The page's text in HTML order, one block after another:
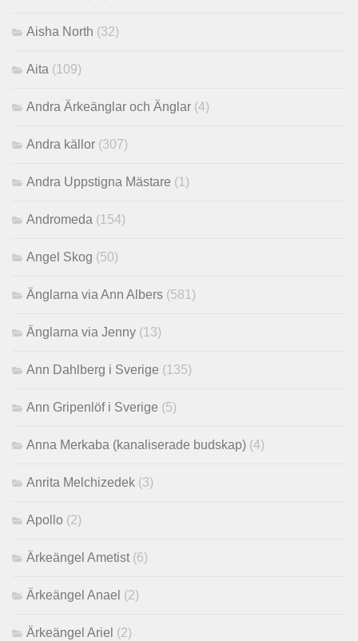
Aisha North (32)
Aita (109)
Andra Ärkeänglar och Änglar (4)
Andra källor (307)
Andra Uppstigna Mästare (1)
Andromeda (154)
Angel Skog (50)
Änglarna via Ann Albers (581)
Änglarna via Jenny (13)
Ann Dahlberg i Sverige (135)
Ann Gripenlöf i Sverige (5)
Anna Merkaba (kanaliserade budskap) (4)
Anrita Melchizedek (3)
Apollo (2)
Ärkeängel Ametist (6)
Ärkeängel Anael (2)
Ärkeängel Ariel (2)